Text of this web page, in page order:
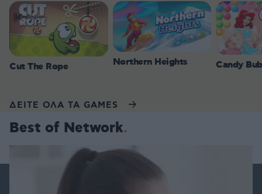
Cut The Rope Northern Heights Candy
ΔΕΙΤΕ ΟΛΑ ΤΑ GAMES
Best of Network